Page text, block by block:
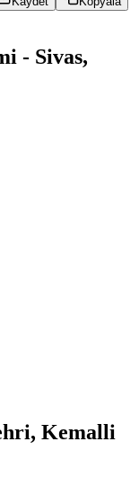
- Sivas,
Kemalli